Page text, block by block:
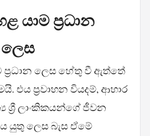
යාම ප්‍රධාන
ලෙස හේතු වී ඇත්තේ
එය ප්‍රවාහන වියදම්, ආහාර
ශ්‍රී ලාංකිකයන්ගේ ජීවන
යුතු ලෙස බැස ඒමේ